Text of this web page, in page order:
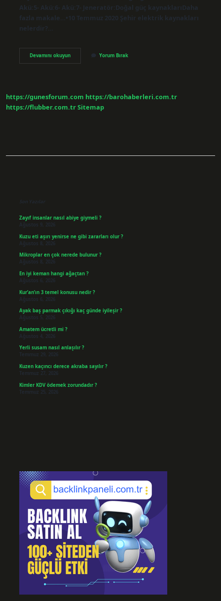
Akü:5- Akü:6- Akü:7- Jeneratör:Doğal güç kaynaklarıDaha
fazla makale…•10 Temmuz 2020 Şehir elektrik kaynakları
nelerdir?…
Devamını okuyunŞehir
Cereyanı
Yorum Bırak
https://gunesforum.com https://barohaberleri.com.tr
https://flubber.com.trSitemap
Son Yazılar
Zayıf insanlar nasıl abiye giymeli ?
Ağustos 9, 2026
Kuzu eti aşırı yenirse ne gibi zararları olur ?
Ağustos 8, 2026
Mikroplar en çok nerede bulunur ?
Ağustos 8, 2026
En iyi keman hangi ağaçtan ?
Ağustos 6, 2026
Kur’an’ın 3 temel konusu nedir ?
Ağustos 6, 2026
Ayak baş parmak çıkığı kaç günde iyileşir ?
Ağustos 5, 2026
Amatem ücretli mi ?
Ağustos 4, 2026
Yerli susam nasıl anlaşılır ?
Temmuz 29, 2026
Kuzen kaçıncı derece akraba sayılır ?
Temmuz 27, 2026
Kimler KDV ödemek zorundadır ?
Temmuz 25, 2026